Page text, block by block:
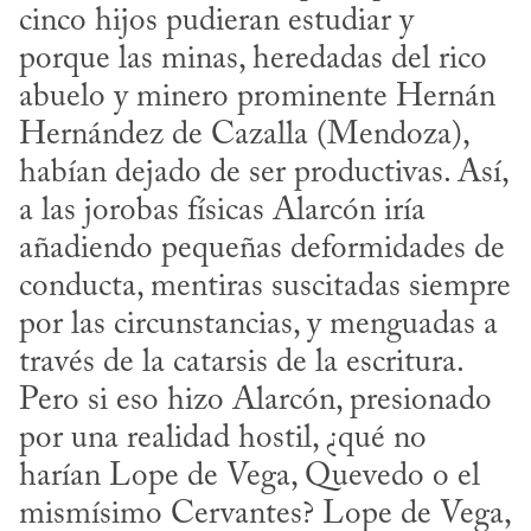
cinco hijos pudieran estudiar y
porque las minas, heredadas del rico
abuelo y minero prominente Hernán
Hernández de Cazalla (Mendoza),
habían dejado de ser productivas. Así,
a las jorobas físicas Alarcón iría
añadiendo pequeñas deformidades de
conducta, mentiras suscitadas siempre
por las circunstancias, y menguadas a
través de la catarsis de la escritura.
Pero si eso hizo Alarcón, presionado
por una realidad hostil, ¿qué no
harían Lope de Vega, Quevedo o el
mismísimo Cervantes? Lope de Vega,